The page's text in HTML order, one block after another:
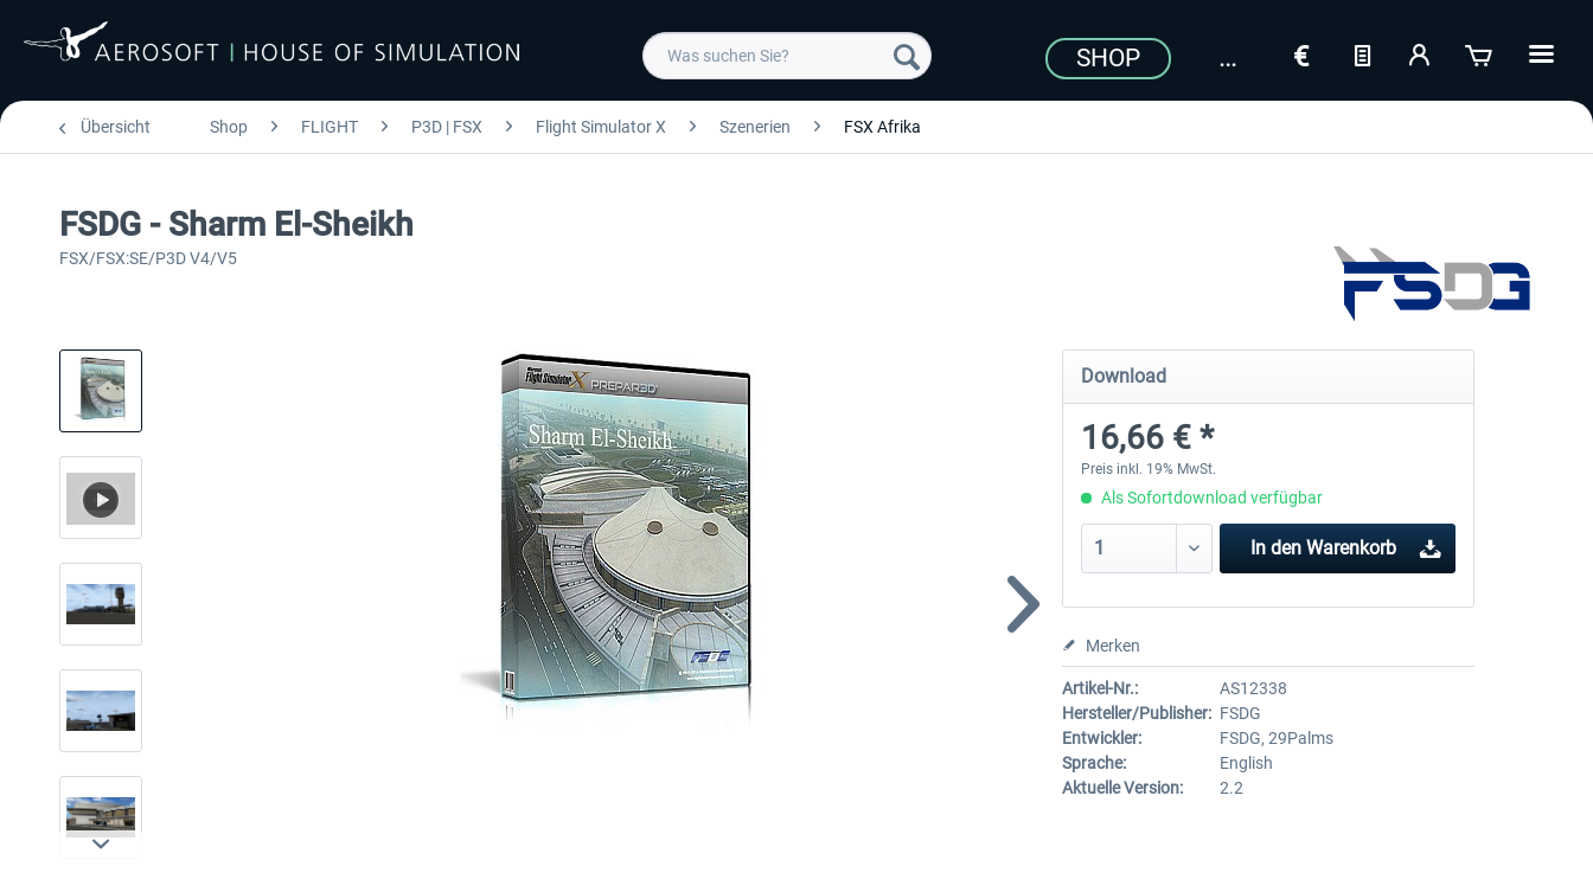
SHOP
Übersicht Shop FLIGHT P3D | FSX Flight Simulator X Szenerien FSX Afrika
FSDG - Sharm El-Sheikh
FSX/FSX:SE/P3D V4/V5
Download
16,66 € *
Preis inkl. 19% MwSt.
Als Sofortdownload verfügbar
In den Warenkorb
Merken
Artikel-Nr.:
AS12338
Hersteller/Publisher: FSDG
Entwickler:
FSDG, 29Palms
Sprache:
English
Aktuelle Version:
2.2